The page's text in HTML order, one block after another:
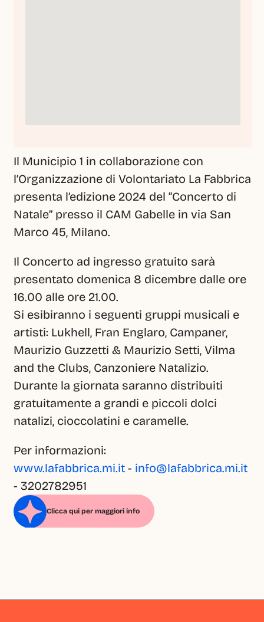
Il Municipio 1 in collaborazione con
l’Organizzazione di Volontariato La Fabbrica
presenta l’edizione 2024 del “Concerto di
Natale” presso il CAM Gabelle in via San
Marco 45, Milano.
Il Concerto ad ingresso gratuito sarà
presentato domenica 8 dicembre dalle ore
16.00 alle ore 21.00.
Si esibiranno i seguenti gruppi musicali e
artisti: Lukhell, Fran Englaro, Campaner,
Maurizio Guzzetti & Maurizio Setti, Vilma
and the Clubs, Canzoniere Natalizio.
Durante la giornata saranno distribuiti
gratuitamente a grandi e piccoli dolci
natalizi, cioccolatini e caramelle.
www.lafabbrica.mi.it - info@lafabbrica.mi.it
- 3202782951
Clicca qui per maggiori info